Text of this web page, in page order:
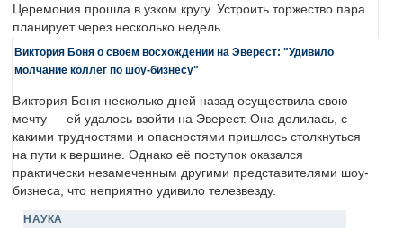
Церемония прошла в узком кругу. Устроить торжество пара
планирует через несколько недель.
Виктория Боня о своем восхождении на Эверест: "Удивило
молчание коллег по шоу-бизнесу"
Виктория Боня несколько дней назад осуществила свою
мечту — ей удалось взойти на Эверест. Она делилась, с
какими трудностями и опасностями пришлось столкнуться
на пути к вершине. Однако её поступок оказался
практически незамеченным другими представителями шоу-
бизнеса, что неприятно удивило телезвезду.
НАУКА